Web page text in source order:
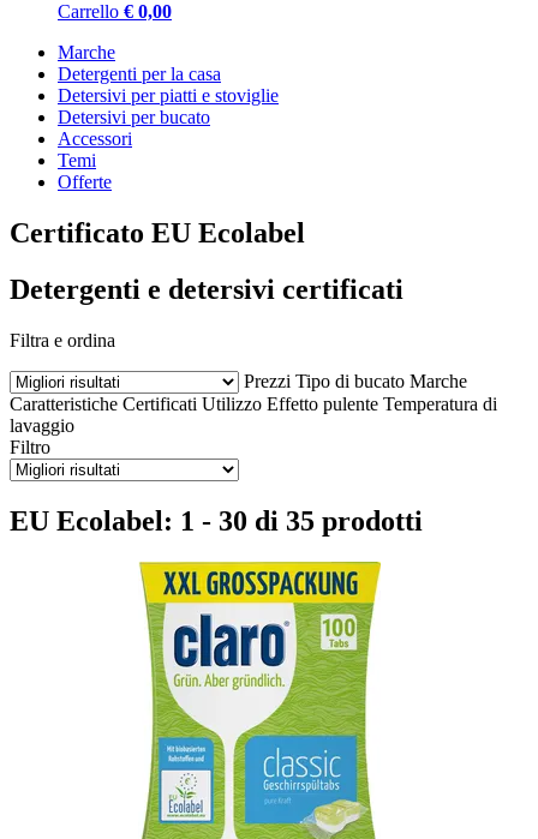
Carrello € 0,00
Marche
Detergenti per la casa
Detersivi per piatti e stoviglie
Detersivi per bucato
Accessori
Temi
Offerte
Certificato EU Ecolabel
Detergenti e detersivi certificati
Filtra e ordina
Prezzi Tipo di bucato Marche
Caratteristiche Certificati Utilizzo Effetto pulente Temperatura di
lavaggio
Filtro
EU Ecolabel: 1 - 30 di 35 prodotti